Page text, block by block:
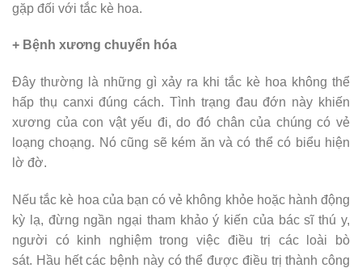
gặp đối với tắc kè hoa.
+ Bệnh xương chuyển hóa
Đây thường là những gì xảy ra khi tắc kè hoa không thể
hấp thụ canxi đúng cách. Tình trạng đau đớn này khiến
xương của con vật yếu đi, do đó chân của chúng có vẻ
loạng choạng. Nó cũng sẽ kém ăn và có thể có biểu hiện
lờ đờ.
Nếu tắc kè hoa của bạn có vẻ không khỏe hoặc hành động
kỳ lạ, đừng ngần ngại tham khảo ý kiến ​​của bác sĩ thú y,
người có kinh nghiệm trong việc điều trị các loài bò
sát. Hầu hết các bệnh này có thể được điều trị thành công